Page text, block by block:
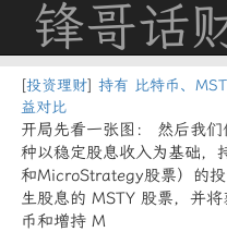
锋哥话
[投资理财] 持有 比特币、
益对比
开局先看一张图： 然后我
种以稳定股息收入为基础，
和MicroStrategy股票）的
生股息的 MSTY 股票，并
币和增持 M